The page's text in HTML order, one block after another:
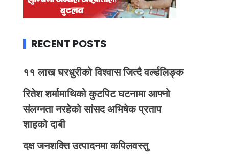
RECENT POSTS
११ लाख घरधुरीको विश्वास जित्दै वर्ल्डलिङ्क
रितेश शर्मामाथिको कुटपिट घटनामा आफ्नो
संलग्नता नरहेको सांसद अभिषेक प्रताप
शाहको दाबी
दक्ष जनशक्ति उत्पादनमा कपिलवस्तु